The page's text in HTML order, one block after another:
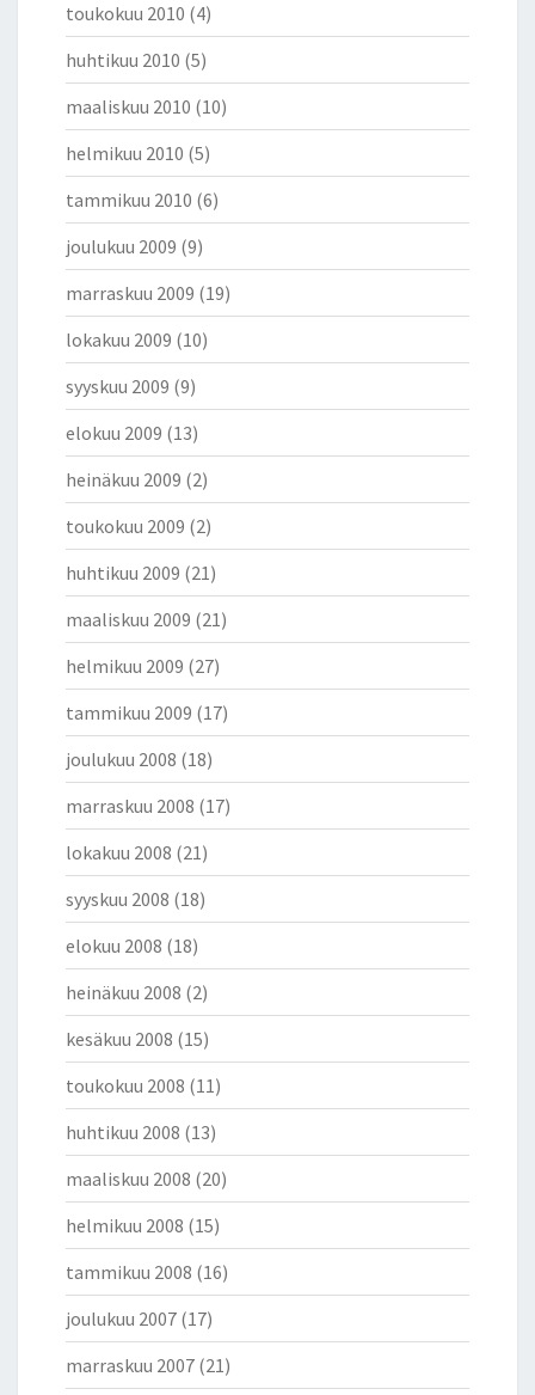
toukokuu 2010 (4)
huhtikuu 2010 (5)
maaliskuu 2010 (10)
helmikuu 2010 (5)
tammikuu 2010 (6)
joulukuu 2009 (9)
marraskuu 2009 (19)
lokakuu 2009 (10)
syyskuu 2009 (9)
elokuu 2009 (13)
heinäkuu 2009 (2)
toukokuu 2009 (2)
huhtikuu 2009 (21)
maaliskuu 2009 (21)
helmikuu 2009 (27)
tammikuu 2009 (17)
joulukuu 2008 (18)
marraskuu 2008 (17)
lokakuu 2008 (21)
syyskuu 2008 (18)
elokuu 2008 (18)
heinäkuu 2008 (2)
kesäkuu 2008 (15)
toukokuu 2008 (11)
huhtikuu 2008 (13)
maaliskuu 2008 (20)
helmikuu 2008 (15)
tammikuu 2008 (16)
joulukuu 2007 (17)
marraskuu 2007 (21)